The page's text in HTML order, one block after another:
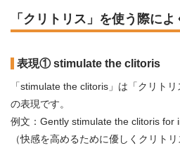
「クリトリス」を使う際に
表現① stimulate the clitoris
「stimulate the clitoris」は「クリト
の表現です。
例文：Gently stimulate the clitoris for
（快感を高めるために優しくクリトリ